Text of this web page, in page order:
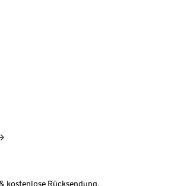
kostenlose Rücksendung.